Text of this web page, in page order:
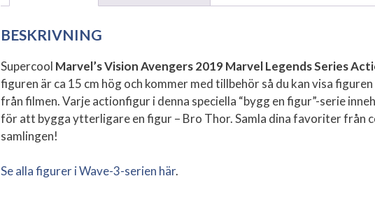
BESKRIVNING
Supercool Marvel’s Vision Avengers 2019 Marvel Legends Series
figuren är ca 15 cm hög och kommer med tillbehör så du kan visa
från filmen. Varje actionfigur i denna speciella “bygg en figur”-serie
för att bygga ytterligare en figur – Bro Thor. Samla dina favoriter från
samlingen!
Se alla figurer i Wave-3-serien här.